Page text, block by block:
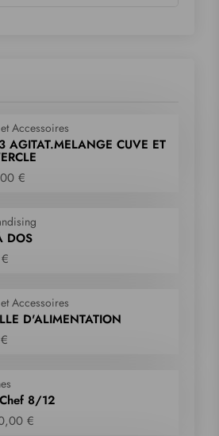
Accessoires
AGITAT.MELANGE CUVE ET
€
DOS
Accessoires
D'ALIMENTATION
8/12
€